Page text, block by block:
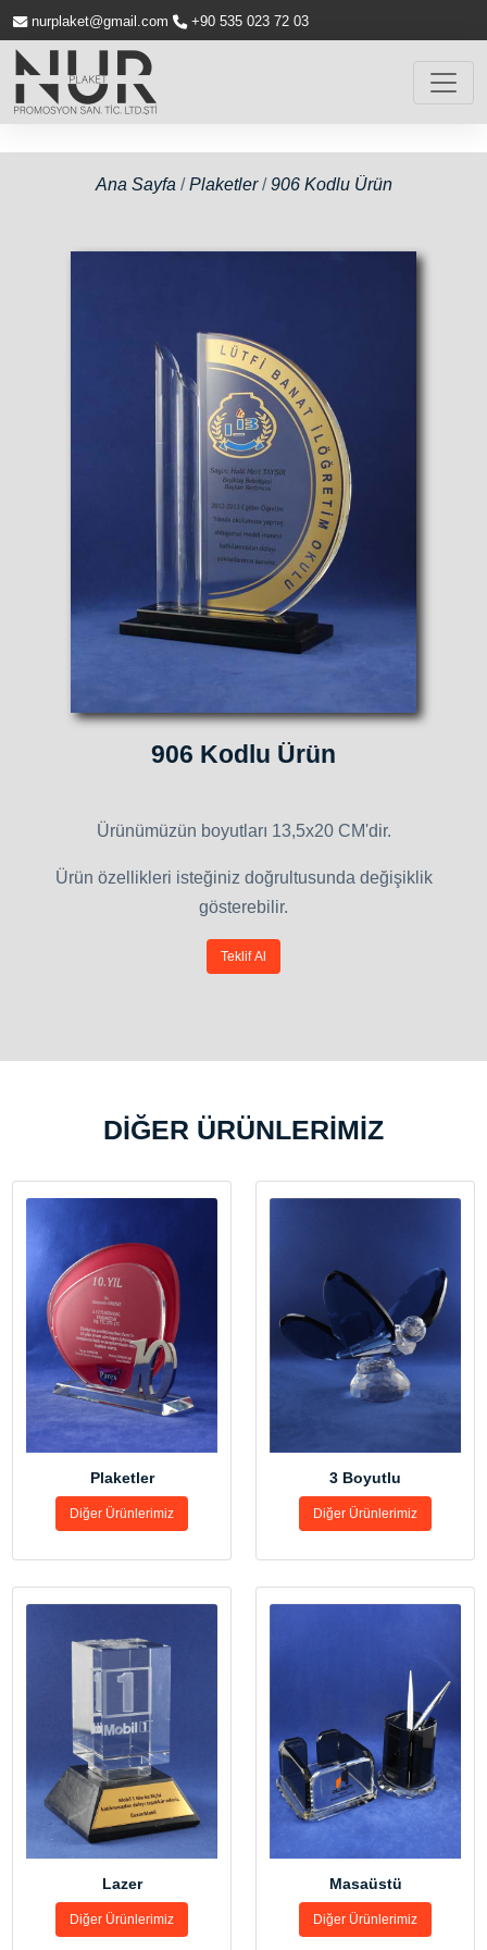
nurplaket@gmail.com +90 535 023 72 03
Ana Sayfa /Plaketler/906 Kodlu Ürün
906 Kodlu Ürün
Ürünümüzün boyutları 13,5x20 CM'dir.
Ürün özellikleri isteğiniz doğrultusunda değişiklik
gösterebilir.
Teklif Al
DİĞER ÜRÜNLERİMİZ
Plaketler
Diğer Ürünlerimiz
3 Boyutlu
Diğer Ürünlerimiz
Lazer
Diğer Ürünlerimiz
Masaüstü
Diğer Ürünlerimiz